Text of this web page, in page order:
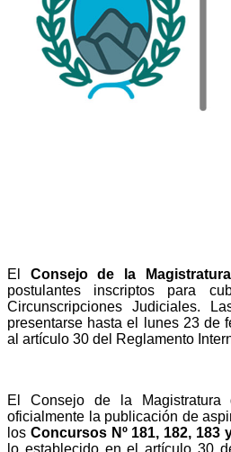
El Consejo de la Magistratura
postulantes inscriptos para
Circunscripciones Judiciales.
presentarse hasta el lunes 23 de
al artículo 30 del Reglamento
El Consejo de la Magistratura
oficialmente la publicación de
los Concursos Nº 181, 182, 183
lo establecido en el artículo 30